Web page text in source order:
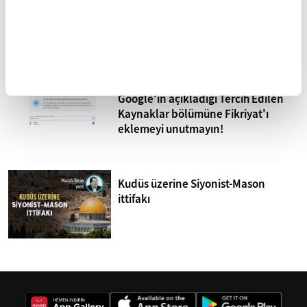
Google'ın açıkladığı Tercih Edilen
Kaynaklar bölümüne Fikriyat'ı
eklemeyi unutmayın!
Kudüs üzerine Siyonist-Mason
ittifakı